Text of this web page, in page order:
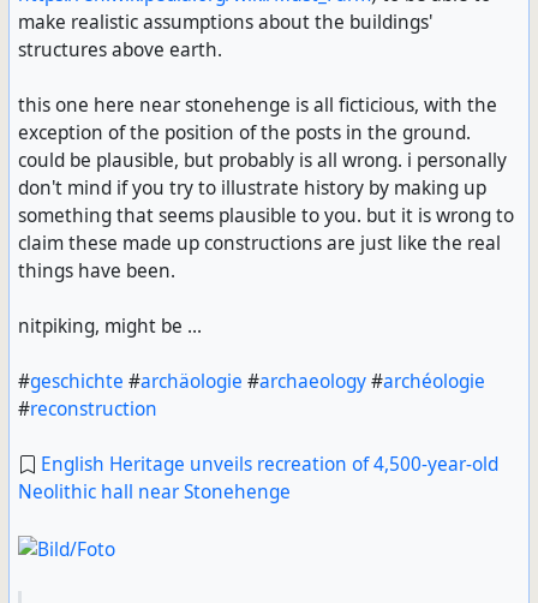
make realistic assumptions about the buildings'
structures above earth.
this one here near stonehenge is all ficticious, with the
exception of the position of the posts in the ground.
could be plausible, but probably is all wrong. i personally
don't mind if you try to illustrate history by making up
something that seems plausible to you. but it is wrong to
claim these made up constructions are just like the real
things have been.
nitpiking, might be ...
#geschichte #archäologie #archaeology#archéologie
#reconstruction
English Heritage unveils recreation of 4,500-year-old
Neolithic hall near Stonehenge